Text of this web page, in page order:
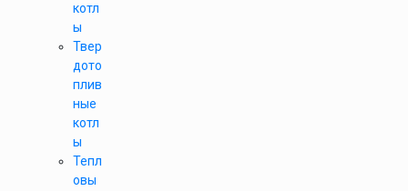
котл
ы
Твер
дото
плив
ные
котл
ы
Тепл
овы